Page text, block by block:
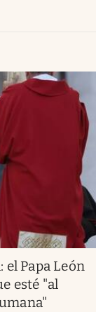
el Papa León
esté "al